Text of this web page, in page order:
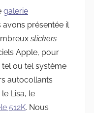
galerie
présentée il
stickers
Apple, pour
ou tel système
autocollants
Lisa, le
512K. Nous